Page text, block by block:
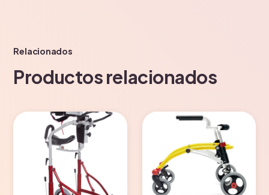
Relacionados
Productos relacionados